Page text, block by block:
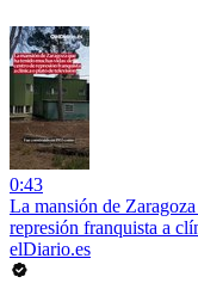
0:43
La mansión de
represión franquista a
elDiario.es